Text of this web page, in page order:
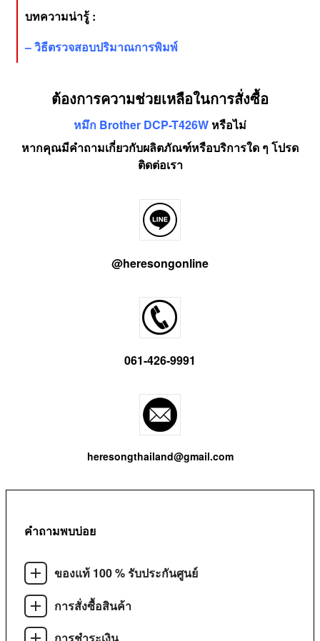
บทความน่ารู้ :
–วิธีตรวจสอบปริมาณการพิมพ์
ต้องการความช่วยเหลือในการสั่งซื้อ
หมึก Brother DCP-T426W หรือไม่
หากคุณมีคำถามเกี่ยวกับผลิตภัณฑ์หรือบริการใด ๆ โปรด
ติดต่อเรา
@heresongonline
061-426-9991
heresongthailand@gmail.com
คำถามพบบ่อย
ของแท้ 100 % รับประกันศูนย์
การสั่งซื้อสินค้า